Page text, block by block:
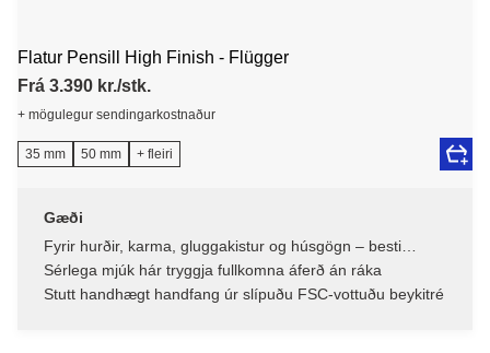
Flatur Pensill High Finish - Flügger
Frá 3.390 kr./stk.
+ mögulegur sendingarkostnaður
35 mm 50 mm + fleiri
Gæði
Fyrir hurðir, karma, gluggakistur og húsgögn – besti
alhliða pensillinn
Sérlega mjúk hár tryggja fullkomna áferð án ráka
Stutt handhægt handfang úr slípuðu FSC-vottuðu beykitré